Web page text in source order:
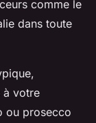
comme le
dans toute
à votre
ou prosecco